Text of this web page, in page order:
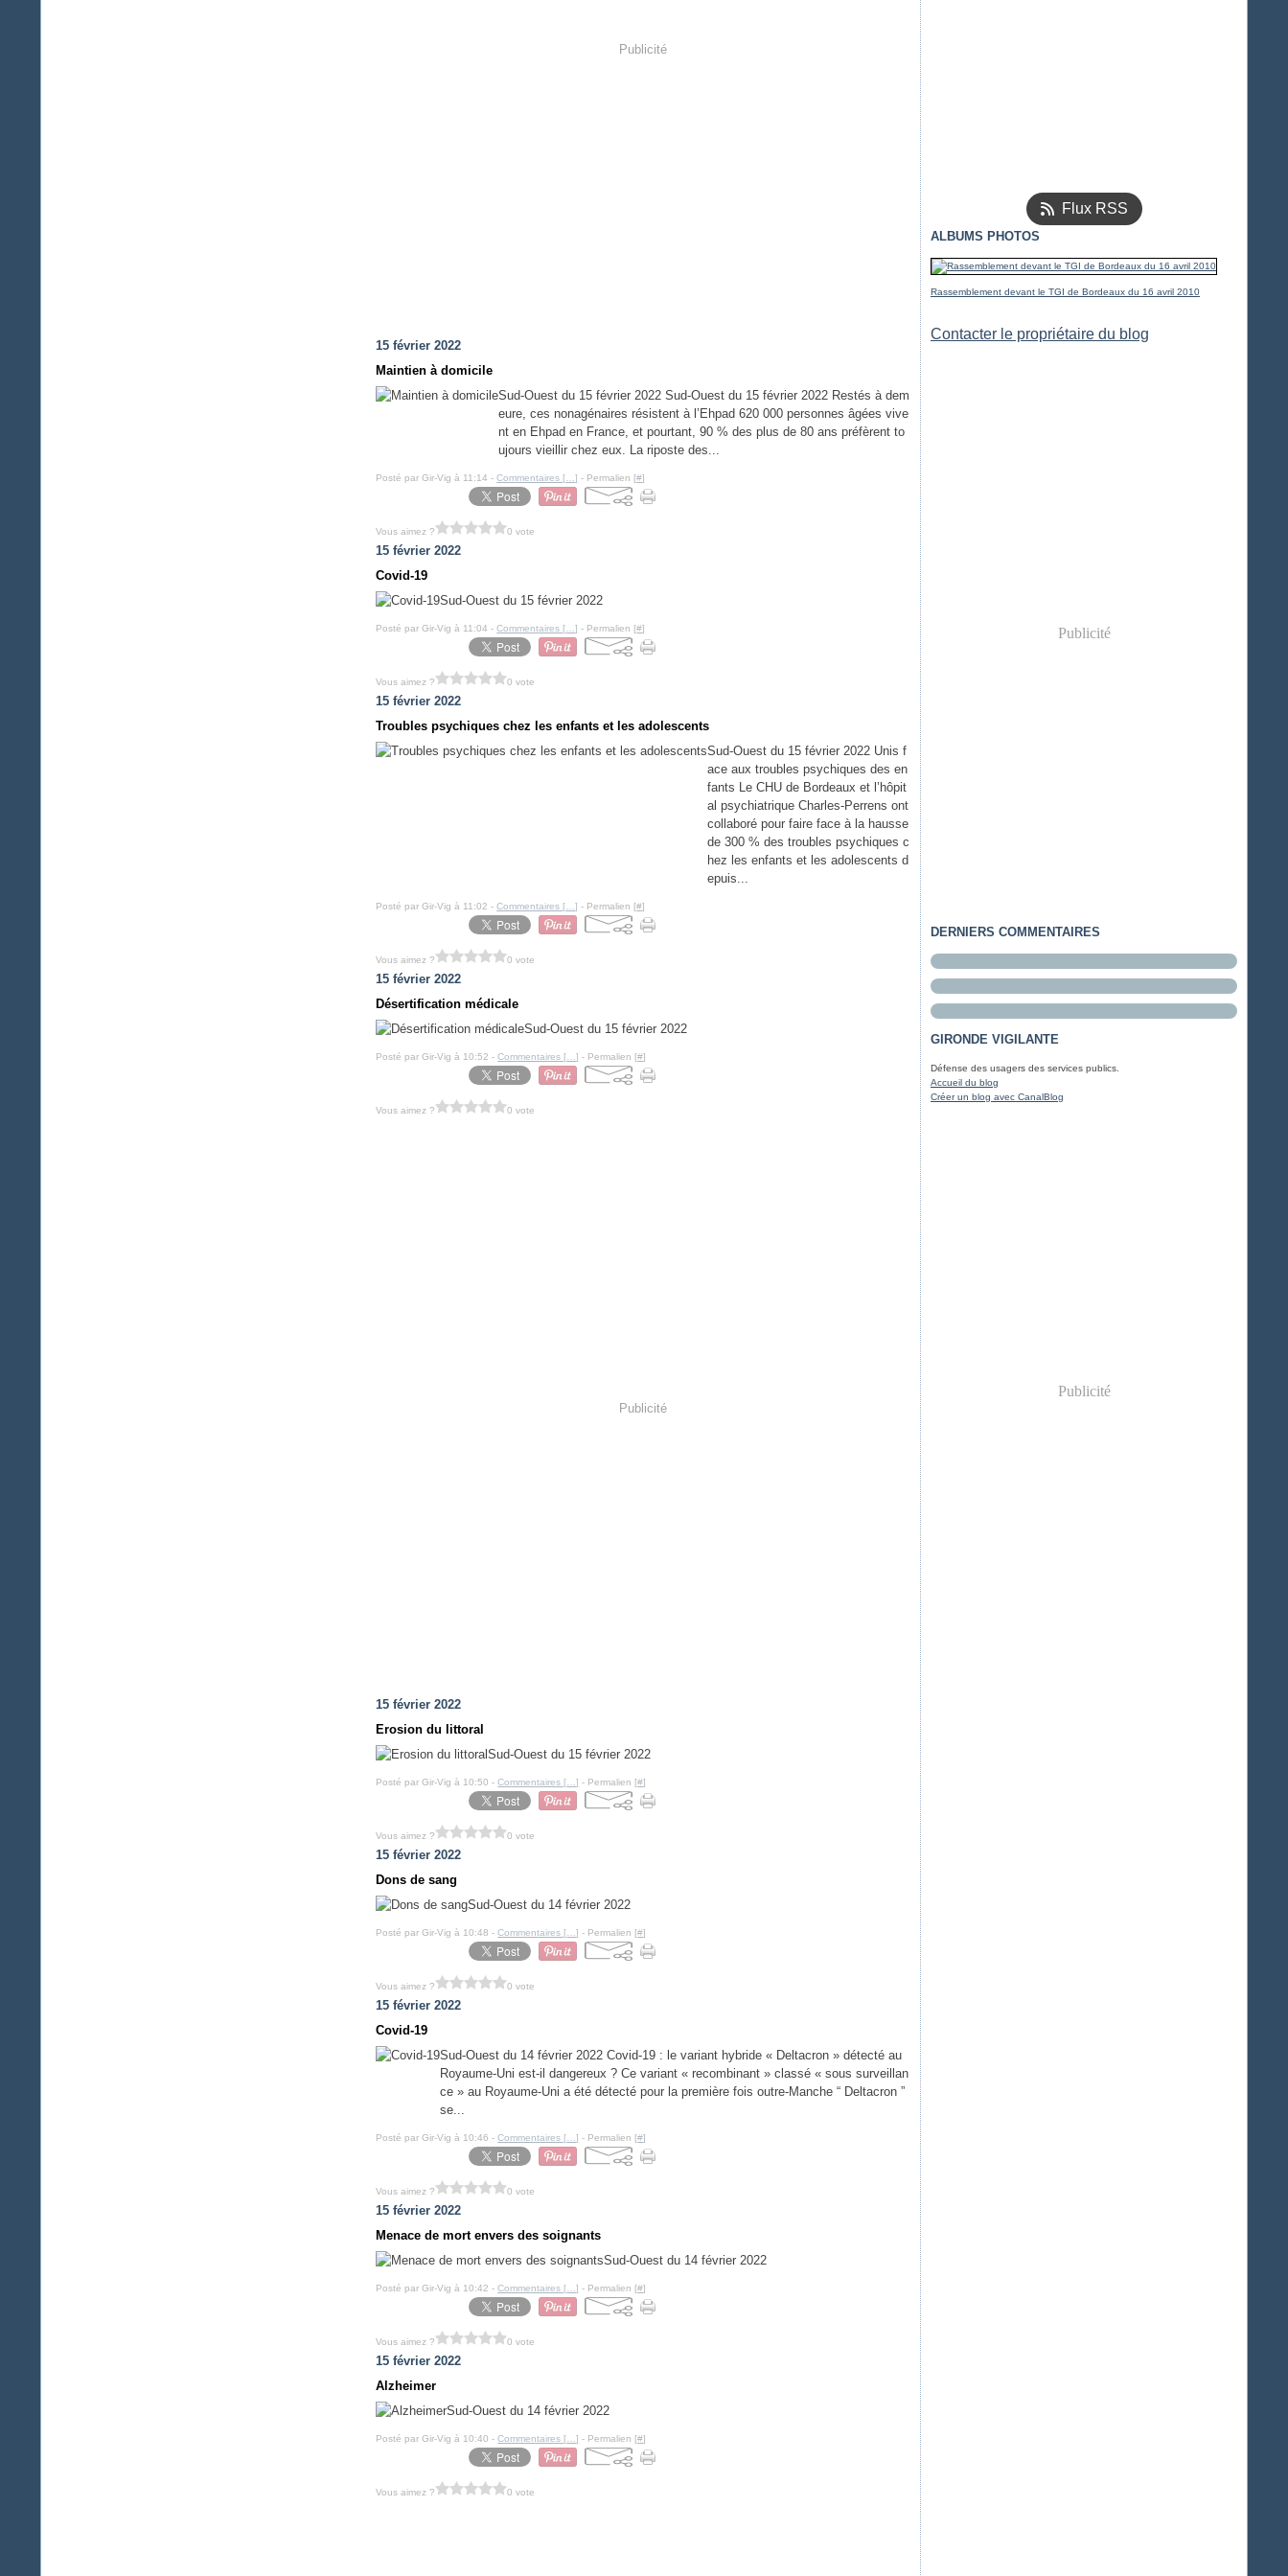
Publicité
15 février 2022
Maintien à domicile
Sud-Ouest du 15 février 2022 Sud-Ouest du 15 février 2022 Restés à dem
eure, ces nonagénaires résistent à l’Ehpad 620 000 personnes âgées vive
nt en Ehpad en France, et pourtant, 90 % des plus de 80 ans préfèrent to
ujours vieillir chez eux. La riposte des...
Posté par Gir-Vig à 11:14 -Commentaires [ …] - Permalien [#]
Vous aimez ? 0 vote
15 février 2022
Covid-19
Sud-Ouest du 15 février 2022
Posté par Gir-Vig à 11:04 -Commentaires [ …] - Permalien [#]
Vous aimez ? 0 vote
15 février 2022
Troubles psychiques chez les enfants et les adolescents
Sud-Ouest du 15 février 2022 Unis f
ace aux troubles psychiques des en
fants Le CHU de Bordeaux et l’hôpit
al psychiatrique Charles-Perrens ont
collaboré pour faire face à la hausse
de 300 % des troubles psychiques c
hez les enfants et les adolescents d
epuis...
Posté par Gir-Vig à 11:02 -Commentaires [ …] - Permalien [#]
Vous aimez ? 0 vote
15 février 2022
Désertification médicale
Sud-Ouest du 15 février 2022
Posté par Gir-Vig à 10:52 -Commentaires [ …] - Permalien [#]
Vous aimez ? 0 vote
Publicité
15 février 2022
Erosion du littoral
Sud-Ouest du 15 février 2022
Posté par Gir-Vig à 10:50 -Commentaires [ …] - Permalien [#]
Vous aimez ? 0 vote
15 février 2022
Dons de sang
Sud-Ouest du 14 février 2022
Posté par Gir-Vig à 10:48 -Commentaires [ …] - Permalien [#]
Vous aimez ? 0 vote
15 février 2022
Covid-19
Sud-Ouest du 14 février 2022 Covid-19 : le variant hybride « Deltacron » détecté au
Royaume-Uni est-il dangereux ? Ce variant « recombinant » classé « sous surveillan
ce » au Royaume-Uni a été détecté pour la première fois outre-Manche “ Deltacron ”
se...
Posté par Gir-Vig à 10:46 -Commentaires [ …] - Permalien [#]
Vous aimez ? 0 vote
15 février 2022
Menace de mort envers des soignants
Sud-Ouest du 14 février 2022
Posté par Gir-Vig à 10:42 -Commentaires [ …] - Permalien [#]
Vous aimez ? 0 vote
15 février 2022
Alzheimer
Sud-Ouest du 14 février 2022
Posté par Gir-Vig à 10:40 -Commentaires [ …] - Permalien [#]
Vous aimez ? 0 vote
Flux RSS
ALBUMS PHOTOS
Rassemblement devant le TGI de Bordeaux du 16 avril 2010
Contacter le propriétaire du blog
Publicité
DERNIERS COMMENTAIRES
GIRONDE VIGILANTE
Défense des usagers des services publics.
Accueil du blog
Créer un blog avec CanalBlog
Publicité